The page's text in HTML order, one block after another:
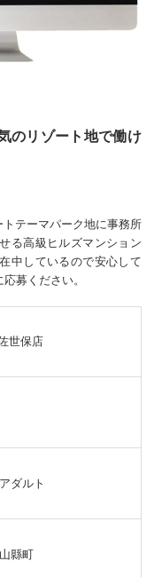
のリゾート地で働け
テーマパーク地に事務所
る高級ヒルズマンション
中しているので安心して
募ください。
世保店
ダルト
縣町